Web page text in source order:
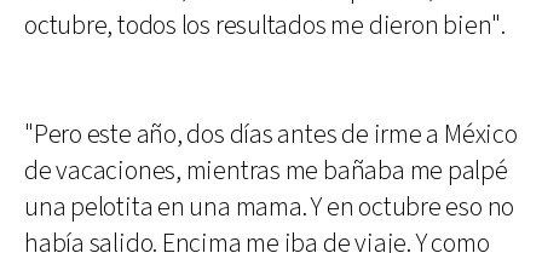
octubre, todos los resultados me dieron bien".
"Pero este año, dos días antes de irme a México
de vacaciones, mientras me bañaba me palpé
una pelotita en una mama. Y en octubre eso no
había salido. Encima me iba de viaje. Y como